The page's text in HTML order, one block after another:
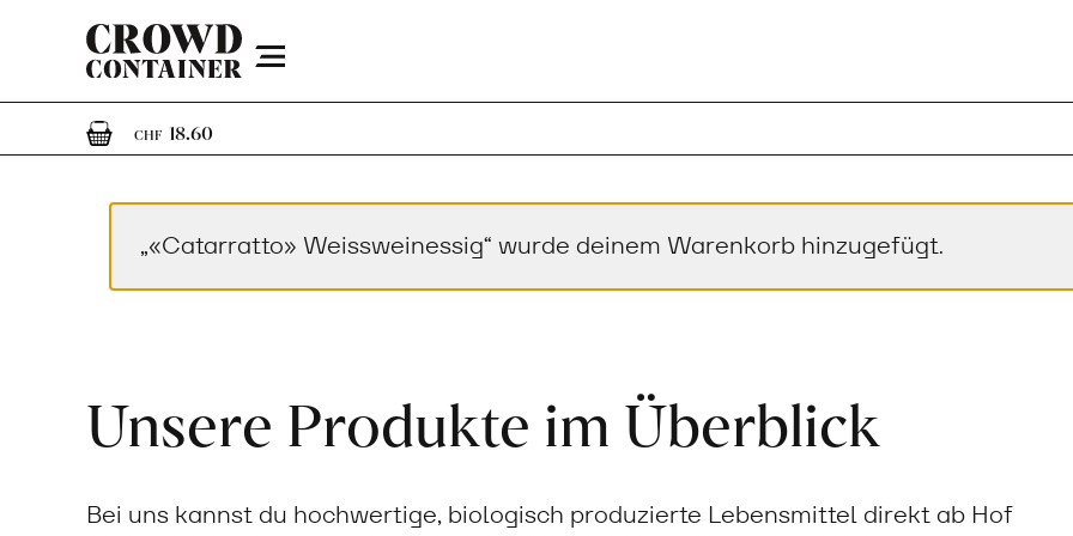
Menu
CHF 18.601 Artikel im Warenkorb
„«Catarratto» Weissweinessig“ wurde deinem Warenkorb hinzugefügt.
Unsere Produkte im Überblick
Bei uns kannst du hochwertige, biologisch produzierte Lebensmittel direkt ab Hof